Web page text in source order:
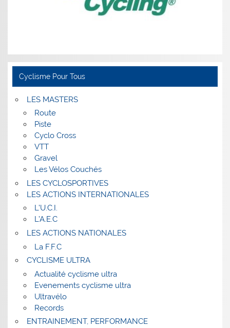
Cyclisme Pour Tous
LES MASTERS
Route
Piste
Cyclo Cross
VTT
Gravel
Les Vélos Couchés
LES CYCLOSPORTIVES
LES ACTIONS INTERNATIONALES
L’U.C.I.
L’A.E.C
LES ACTIONS NATIONALES
La F.F.C
CYCLISME ULTRA
Actualité cyclisme ultra
Evenements cyclisme ultra
Ultravélo
Records
ENTRAINEMENT, PERFORMANCE